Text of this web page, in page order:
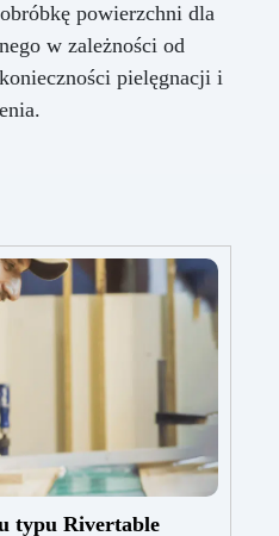
powierzchni dla
w zależności od
pielęgnacji i
typu Rivertable